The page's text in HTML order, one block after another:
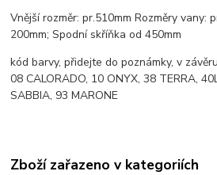
Vnější rozměr: pr.510mm Rozměry vany:
200mm; Spodní skříňka od 450mm
kód barvy, přidejte do poznámky, v
08 CALORADO, 10 ONYX, 38 TERRA,
SABBIA, 93 MARONE
Zboží zařazeno v kategoriích